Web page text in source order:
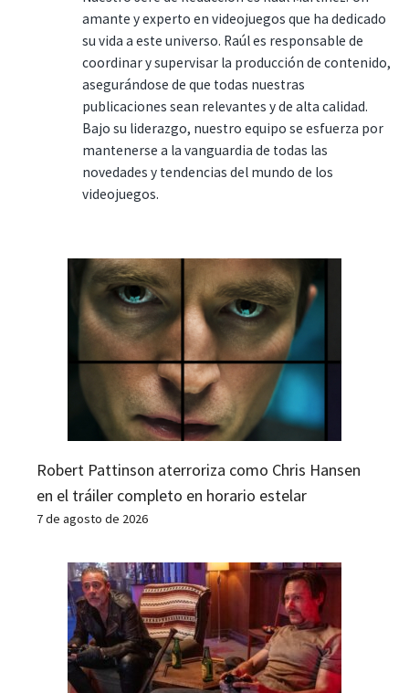
amante y experto en videojuegos que ha dedicado
su vida a este universo. Raúl es responsable de
coordinar y supervisar la producción de contenido,
asegurándose de que todas nuestras
publicaciones sean relevantes y de alta calidad.
Bajo su liderazgo, nuestro equipo se esfuerza por
mantenerse a la vanguardia de todas las
novedades y tendencias del mundo de los
videojuegos.
Robert Pattinson aterroriza como Chris Hansen
en el tráiler completo en horario estelar
7 de agosto de 2026